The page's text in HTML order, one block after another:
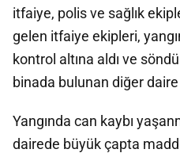
itfaiye, polis ve sağlık
gelen itfaiye ekipleri,
kontrol altına aldı ve
binada bulunan diğer
Yangında can kaybı
dairede büyük çapta